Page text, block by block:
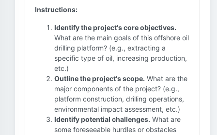
Instructions:
Identify the project's core objectives.
What are the main goals of this offshore oil
drilling platform? (e.g., extracting a
specific type of oil, increasing production,
etc.)
Outline the project's scope. What are the
major components of the project? (e.g.,
platform construction, drilling operations,
environmental impact assessment, etc.)
Identify potential challenges. What are
some foreseeable hurdles or obstacles